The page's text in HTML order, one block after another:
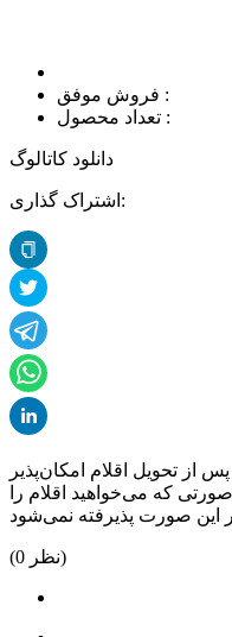
فروش موفق :
تعداد محصول :
دانلود کاتالوگ
اشتراک گذاری:
از تحویل اقلام امکان‌پذیر
که می‌خواهید اقلام را
(0 نظر)